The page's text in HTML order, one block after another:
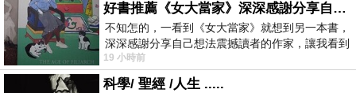
好書推薦《女大當家》深深感謝分享自己想法震撼讀者的作家，讓我看到不同樣貌的家庭！
不知怎的，一看到《女大當家》就想到另一本書，
深深感謝分享自己想法震撼讀者的作家，讓我看到
不同樣貌的家庭！ 《女大
19 小時前
科學/ 聖經 /人生 .....